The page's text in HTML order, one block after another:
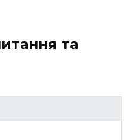
та